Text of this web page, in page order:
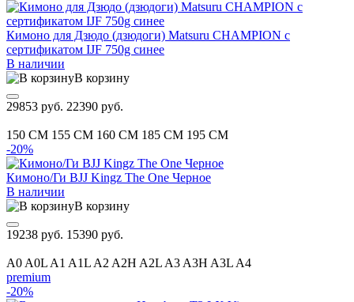
Кимоно для Дзюдо (дзюдоги) Matsuru CHAMPION с
сертификатом IJF 750g синее
В наличии
В корзину
29853 руб. 22390 руб.
150 CM 155 CM 160 CM 185 CM 195 CM
-20%
Кимоно/Ги BJJ Kingz The One Черное
В наличии
В корзину
19238 руб. 15390 руб.
A0 A0L A1 A1L A2 A2H A2L A3 A3H A3L A4
premium
-20%